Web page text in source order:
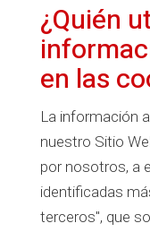
¿Quién
en las
La información
nuestro Sitio
por nosotros, a
identificadas
terceros", que